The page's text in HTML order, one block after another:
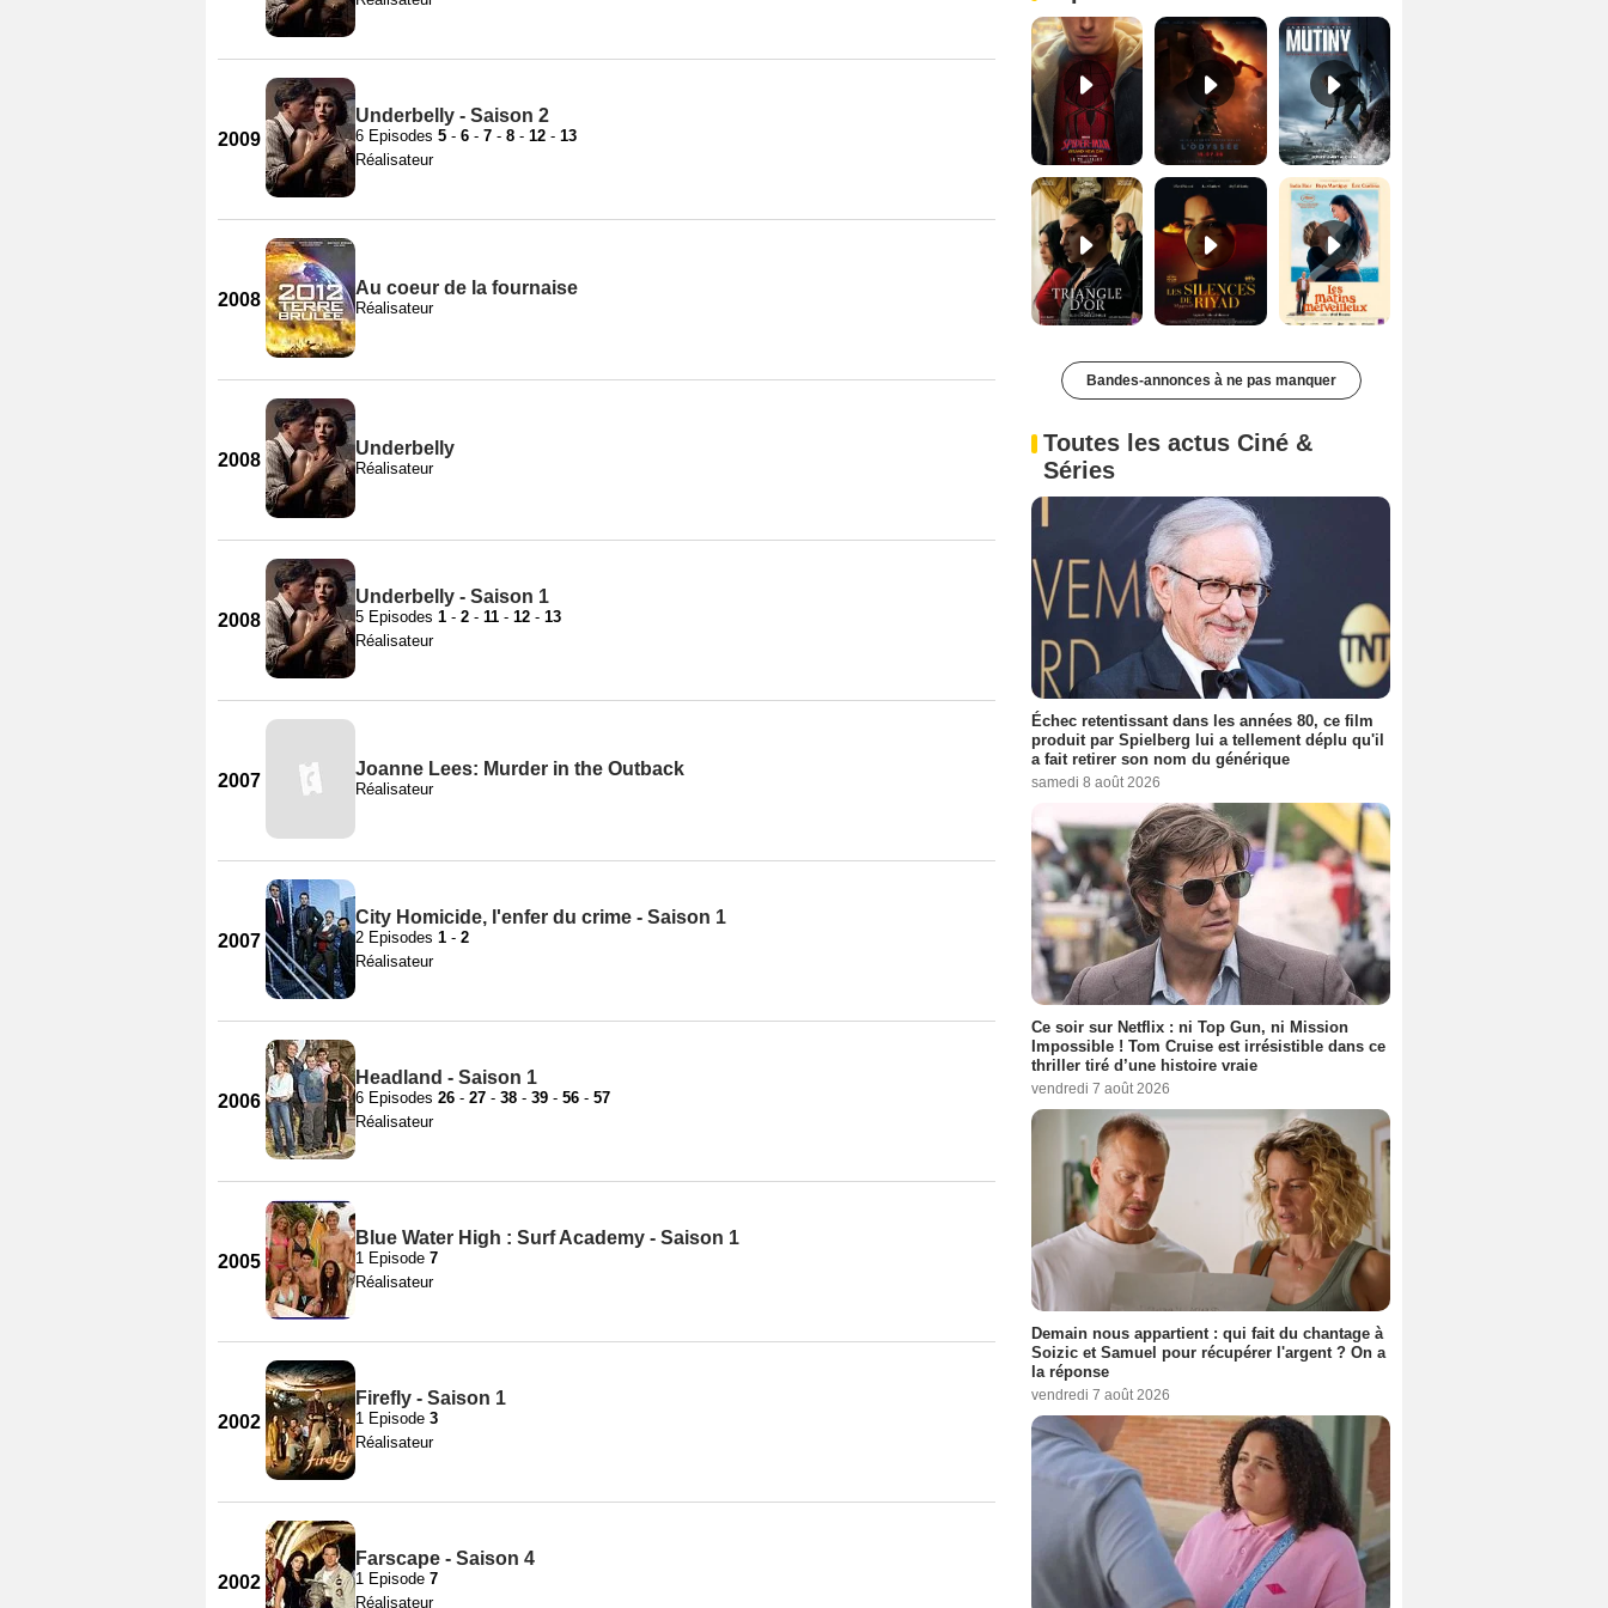
2009
Underbelly - Saison 2
6 Episodes 5 - 6 - 7 - 8 - 12 - 13
Réalisateur
2008
Au coeur de la fournaise
Réalisateur
2008
Underbelly
Réalisateur
2008
Underbelly - Saison 1
5 Episodes 1 - 2 - 11 - 12 - 13
Réalisateur
2007
Joanne Lees: Murder in the Outback
Réalisateur
2007
City Homicide, l'enfer du crime - Saison 1
2 Episodes 1 - 2
Réalisateur
2006
Headland - Saison 1
6 Episodes 26 - 27 - 38 - 39 - 56 - 57
Réalisateur
2005
Blue Water High : Surf Academy - Saison 1
1 Episode 7
Réalisateur
2002
Firefly - Saison 1
1 Episode 3
Réalisateur
2002
Farscape - Saison 4
1 Episode 7
Réalisateur
Les Silences de Riyad Bande-annonce VO STFR Les Matins merveilleux Bande-annonce VF
Bandes-annonces à ne pas manquer
Toutes les actus Ciné &
Séries
Échec retentissant dans les années 80, ce film
produit par Spielberg lui a tellement déplu qu'il
a fait retirer son nom du générique
samedi 8 août 2026
Ce soir sur Netflix : ni Top Gun, ni Mission
Impossible ! Tom Cruise est irrésistible dans ce
thriller tiré d’une histoire vraie
vendredi 7 août 2026
Demain nous appartient : qui fait du chantage à
Soizic et Samuel pour récupérer l'argent ? On a
la réponse
vendredi 7 août 2026